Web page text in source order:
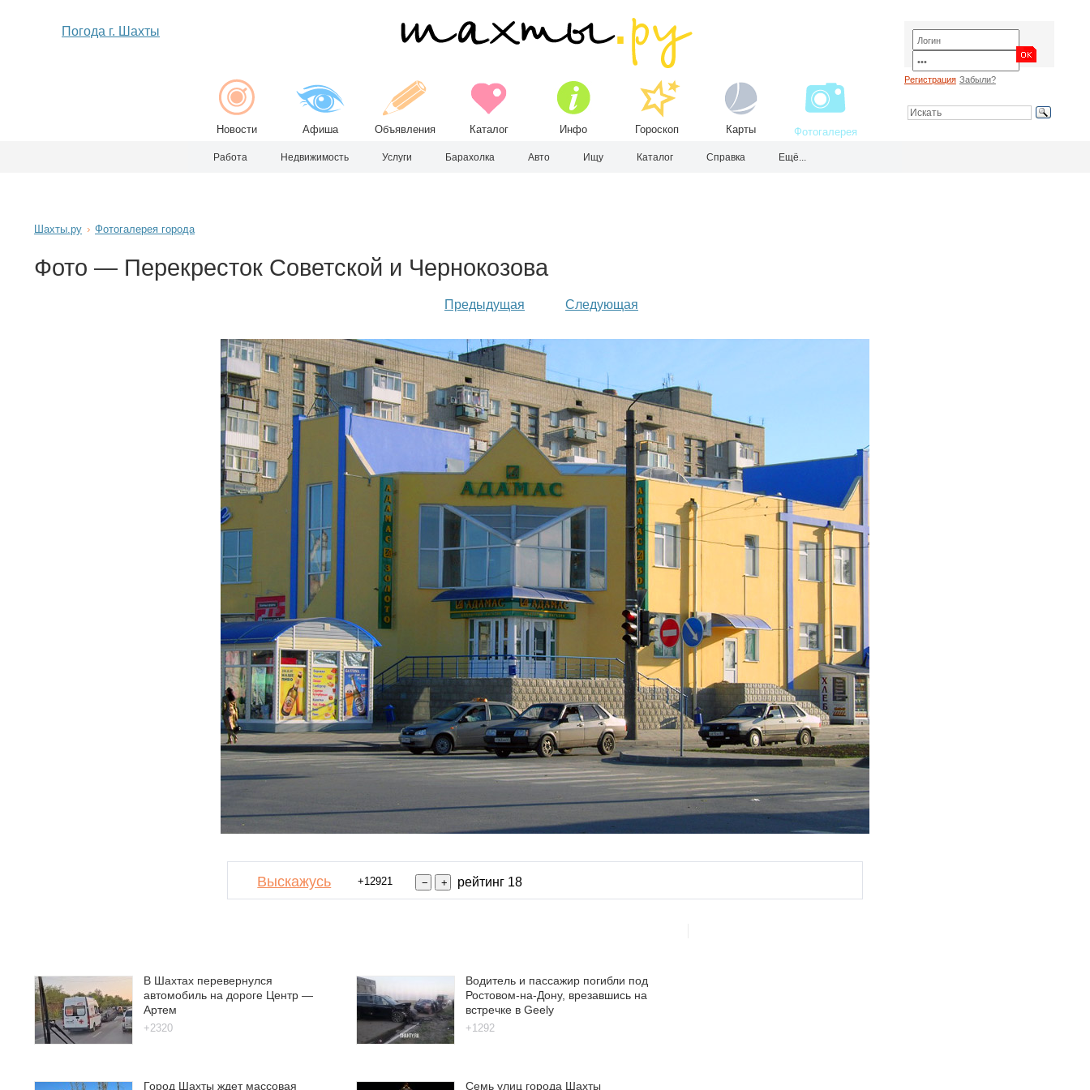
Погода г. Шахты
Новости Афиша Объявления Каталог Инфо Гороскоп Карты Фотогалерея
Регистрация Забыли?
Работа Недвижимость Услуги Барахолка Авто Ищу Каталог Справка Ещё...
Шахты.ру Фотогалерея города
Фото — Перекресток Советской и Чернокозова
Предыдущая Следующая
Выскажусь +12921 рейтинг 18
В Шахтах перевернулся
автомобиль на дороге Центр —
Артем
+2320
Водитель и пассажир погибли под
Ростовом-на-Дону, врезавшись на
встречке в Geely
+1292
Город Шахты ждет массовая Семь улиц города Шахты